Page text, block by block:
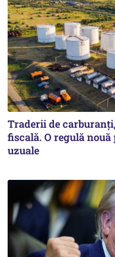
Traderii de
fiscală. O regulă
uzuale